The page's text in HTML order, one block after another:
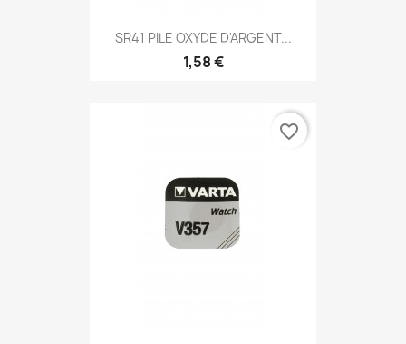
SR41 PILE OXYDE D'ARGENT...
1,58 €
favorite_border